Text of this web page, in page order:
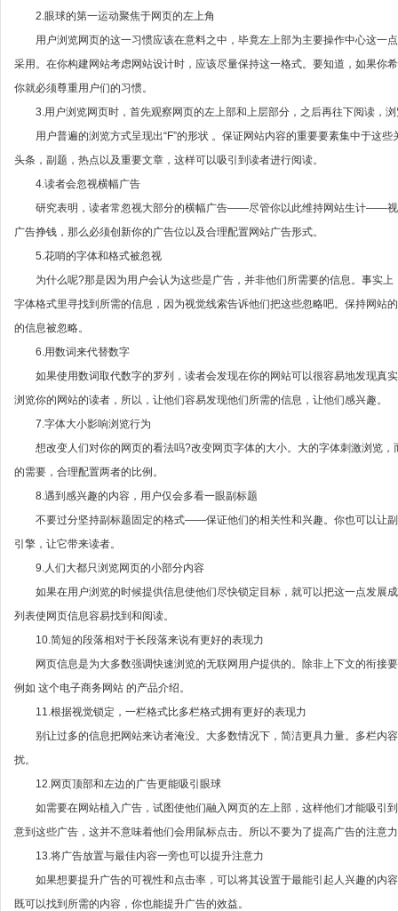
2.眼球的第一运动聚焦于网页的左上角
用户浏览网页的这一习惯应该在意料之中，毕竟左上部为主要操作中心这一
采用。在你构建网站考虑网站设计时，应该尽量保持这一格式。要知道，如果你
你就必须尊重用户们的习惯。
3.用户浏览网页时，首先观察网页的左上部和上层部分，之后再往下阅读，浏
用户普遍的浏览方式呈现出“F”的形状 。保证网站内容的重要要素集中于这些
头条，副题，热点以及重要文章，这样可以吸引到读者进行阅读。
4.读者会忽视横幅广告
研究表明，读者常忽视大部分的横幅广告——尽管你以此维持网站生计——视
广告挣钱，那么必须创新你的广告位以及合理配置网站广告形式。
5.花哨的字体和格式被忽视
为什么呢?那是因为用户会认为这些是广告，并非他们所需要的信息。事实上
字体格式里寻找到所需的信息，因为视觉线索告诉他们把这些忽略吧。保持网站
的信息被忽略。
6.用数词来代替数字
如果使用数词取代数字的罗列，读者会发现在你的网站可以很容易地发现真
浏览你的网站的读者，所以，让他们容易发现他们所需的信息，让他们感兴趣。
7.字体大小影响浏览行为
想改变人们对你的网页的看法吗?改变网页字体的大小。大的字体刺激浏览，
的需要，合理配置两者的比例。
8.遇到感兴趣的内容，用户仅会多看一眼副标题
不要过分坚持副标题固定的格式——保证他们的相关性和兴趣。你也可以让副
引擎，让它带来读者。
9.人们大都只浏览网页的小部分内容
如果在用户浏览的时候提供信息使他们尽快锁定目标，就可以把这一点发展
列表使网页信息容易找到和阅读。
10.简短的段落相对于长段落来说有更好的表现力
网页信息是为大多数强调快速浏览的无联网用户提供的。除非上下文的衔接
例如 这个电子商务网站 的产品介绍。
11.根据视觉锁定，一栏格式比多栏格式拥有更好的表现力
别让过多的信息把网站来访者淹没。大多数情况下，简洁更具力量。多栏内
扰。
12.网页顶部和左边的广告更能吸引眼球
如需要在网站植入广告，试图使他们融入网页的左上部，这样他们才能吸引
意到这些广告，这并不意味着他们会用鼠标点击。所以不要为了提高广告的注意
13.将广告放置与最佳内容一旁也可以提升注意力
如果想要提升广告的可视性和点击率，可以将其设置于最能引起人兴趣的内
既可以找到所需的内容，你也能提升广告的效益。